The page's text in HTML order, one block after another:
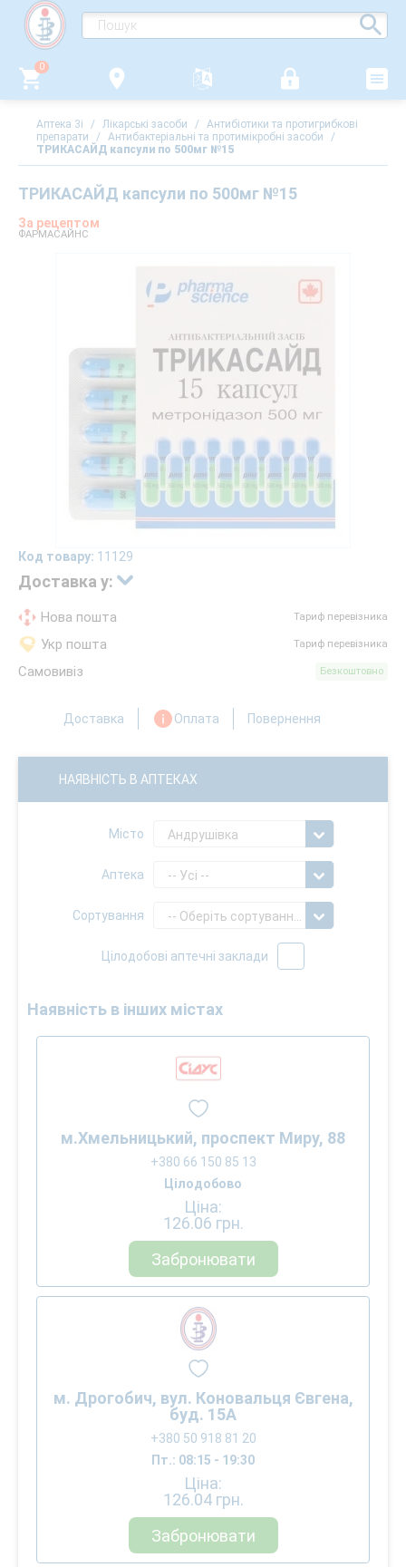
0
Аптека 3i / Лікарські засоби / Антибіотики та протигрибкові
препарати
/ Антибактеріальні та протимікробні засоби
/
ТРИКАСАЙД капсули по 500мг №15
ТРИКАСАЙД капсули по 500мг №15
За рецептом
ФАРМАСАЙНС
Код товару: 11129
Доставка у:
Нова пошта Тариф перевізника
Укр пошта Тариф перевізника
Самовивіз Безкоштовно
Доставка Оплата Повернення
НАЯВНІСТЬ В АПТЕКАХ
Місто Андрушівка
Аптека -- Усі --
Сортування
Цілодобові аптечні заклади
Наявність в інших містах
м.Хмельницький, проспект Миру, 88
+380 66 150 85 13
Цілодобово
Ціна:
126.06 грн.
Забронювати
м. Дрогобич, вул. Коновальця Євгена,
буд. 15А
+380 50 918 81 20
Пт.: 08:15 - 19:30
Ціна:
126.04 грн.
Забронювати